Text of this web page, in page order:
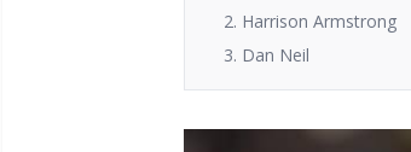
2. Harrison Armstrong
3. Dan Neil